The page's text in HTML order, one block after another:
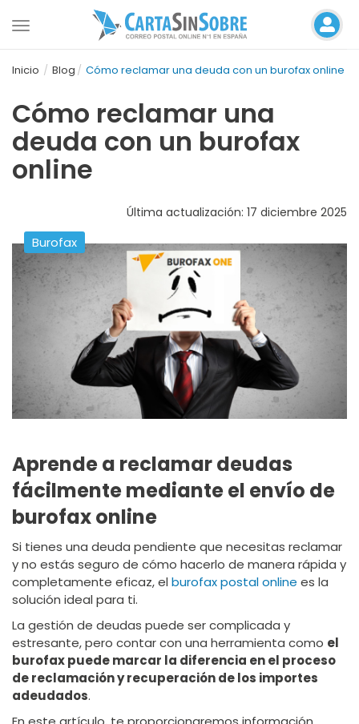
Toggle
Inicio Blog Cómo reclamar una deuda con un burofax online
Cómo reclamar una
deuda con un burofax
online
Última actualización: 17 diciembre 2025
Burofax
Aprende a reclamar deudas
fácilmente mediante el envío de
burofax online​
Si tienes una deuda pendiente que necesitas reclamar
y no estás seguro de cómo hacerlo de manera rápida y
completamente eficaz, el burofax postal online es la
solución ideal para ti.
La gestión de deudas puede ser complicada y
estresante, pero contar con una herramienta como el
burofax puede marcar la diferencia en el proceso
de reclamación y recuperación de los importes
adeudados.